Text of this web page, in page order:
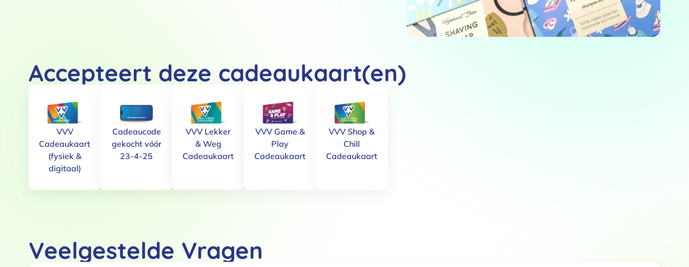
Toestemming Details
Klik hiervoor ons cookiebeleid.
Accepteert deze cadeaukaart(en)
VVV
Cadeaukaart
(fysiek &
digitaal)
Cadeaucode
gekocht vóór
23-4-25
VVV Lekker
& Weg
Cadeaukaart
VVV Game &
Play
Cadeaukaart
VVV Shop &
Chill
Cadeaukaart
Veelgestelde Vragen